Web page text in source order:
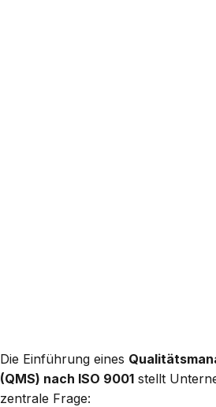
Die Einführung eines
(QMS) nach ISO 9001 stellt
zentrale Frage: